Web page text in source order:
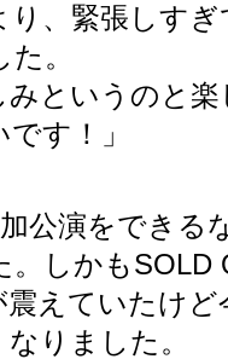
、緊張しす
。
というのと
す！」
公演をできる
。しかもSOLD
えていたけ
りました。